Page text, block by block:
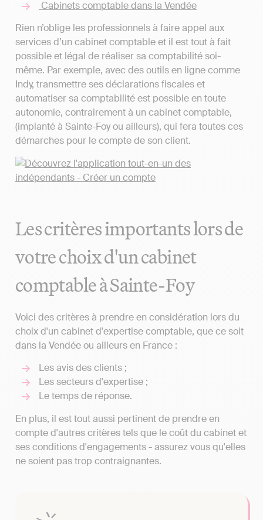
Cabinets comptable dans la Vendée
Rien n’oblige les professionnels à faire appel aux
services d’un cabinet comptable et il est tout à fait
possible et légal de réaliser sa comptabilité soi-
même. Par exemple, avec des outils en ligne comme
Indy, transmettre ses déclarations fiscales et
automatiser sa comptabilité est possible en toute
autonomie, contrairement à un cabinet comptable,
(implanté à Sainte-Foy ou ailleurs), qui fera toutes ces
démarches pour le compte de son client.
Les critères importants lors de
votre choix d'un cabinet
comptable à Sainte-Foy
Voici des critères à prendre en considération lors du
choix d'un cabinet d'expertise comptable, que ce soit
dans la Vendée ou ailleurs en France :
Les avis des clients ;
Les secteurs d'expertise ;
Le temps de réponse.
En plus, il est tout aussi pertinent de prendre en
compte d'autres critères tels que le coût du cabinet et
ses conditions d'engagements - assurez vous qu'elles
ne soient pas trop contraignantes.